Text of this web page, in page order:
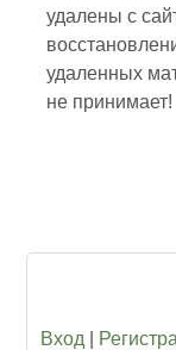
удалены с
удаленных
не принимает!
Вход